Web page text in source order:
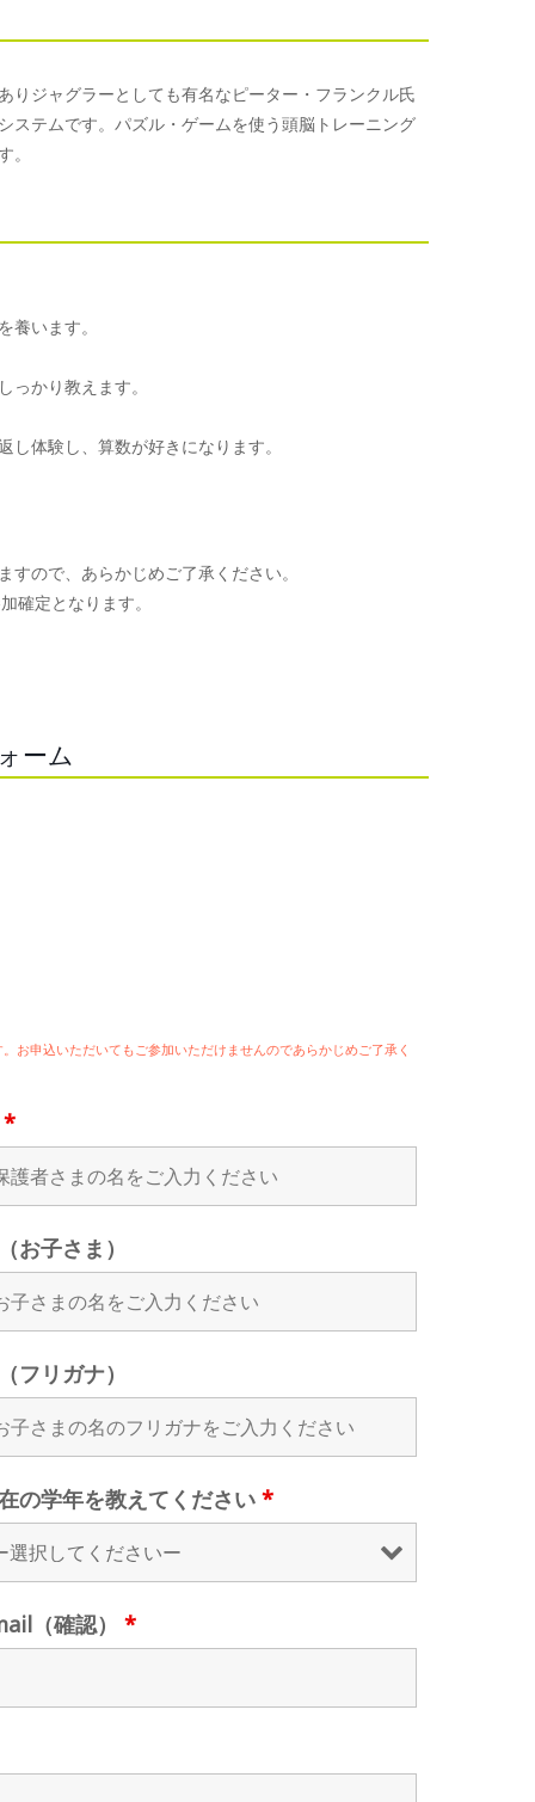
りジャグラーとしても有名なピーター・フランクル氏
ステムです。パズル・ゲームを使う頭脳トレーニング
。
います。
かり教えます。
体験し、算数が好きになります。
ので、あらかじめご了承ください。
確定となります。
ーム
お申込いただいてもご参加いただけませんのであらかじめご了承く
*
お子さま）
フリガナ）
の学年を教えてください*
（確認）*